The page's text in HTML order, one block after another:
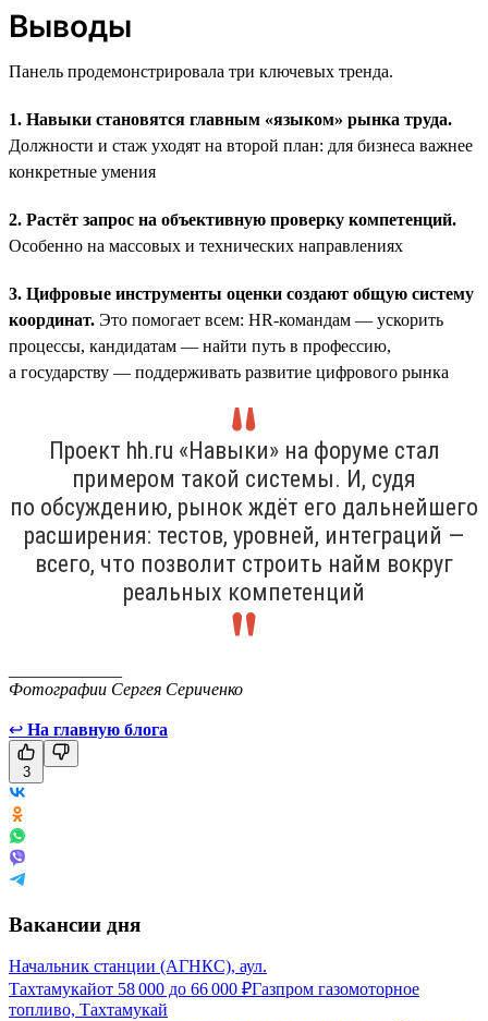
Выводы
Панель продемонстрировала три ключевых тренда.
1. Навыки становятся главным «языком» рынка труда.
Должности и стаж уходят на второй план: для бизнеса важнее
конкретные умения
2. Растёт запрос на объективную проверку компетенций.
Особенно на массовых и технических направлениях
3. Цифровые инструменты оценки создают общую систему
координат. Это помогает всем: HR-командам — ускорить
процессы, кандидатам — найти путь в профессию,
а государству — поддерживать развитие цифрового рынка
Проект hh.ru «Навыки» на форуме стал
примером такой системы. И, судя
по обсуждению, рынок ждёт его дальнейшего
расширения: тестов, уровней, интеграций —
всего, что позволит строить найм вокруг
реальных компетенций
Фотографии Сергея Сериченко
↩ На главную блога
3
Вакансии дня
Начальник станции (АГНКС), аул.
Тахтамукайот 58 000 до 66 000 ₽Газпром газомоторное
топливо, Тахтамукай